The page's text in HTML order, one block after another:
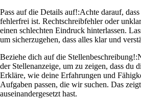
Pass auf die Details auf!:Achte darauf,
fehlerfrei ist. Rechtschreibfehler oder
einen schlechten Eindruck hinterlassen.
um sicherzugehen, dass alles klar und
Beziehe dich auf die Stellenbeschreibung!:
der Stellenanzeige, um zu zeigen, dass du
Erkläre, wie deine Erfahrungen und
Aufgaben passen, die wir suchen. Das
auseinandergesetzt hast.